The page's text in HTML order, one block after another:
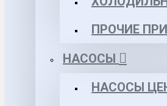
ПРОЧИЕ
НАСОСЫ
НАСОСЫ